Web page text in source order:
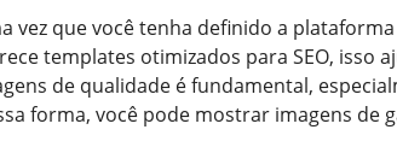
vez que você tenha definido a
templates otimizados para SEO, isso
de qualidade é fundamental,
forma, você pode mostrar imagens de